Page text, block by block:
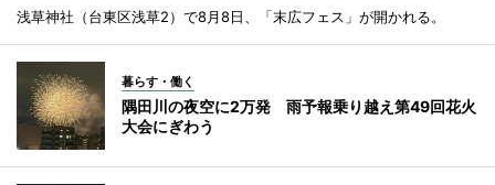
浅草神社（台東区浅草2）で8月8日、「末広フェス」が開かれる。
暮らす・働く
隅田川の夜空に2万発 雨予報乗り越え第49回花火
大会にぎわう